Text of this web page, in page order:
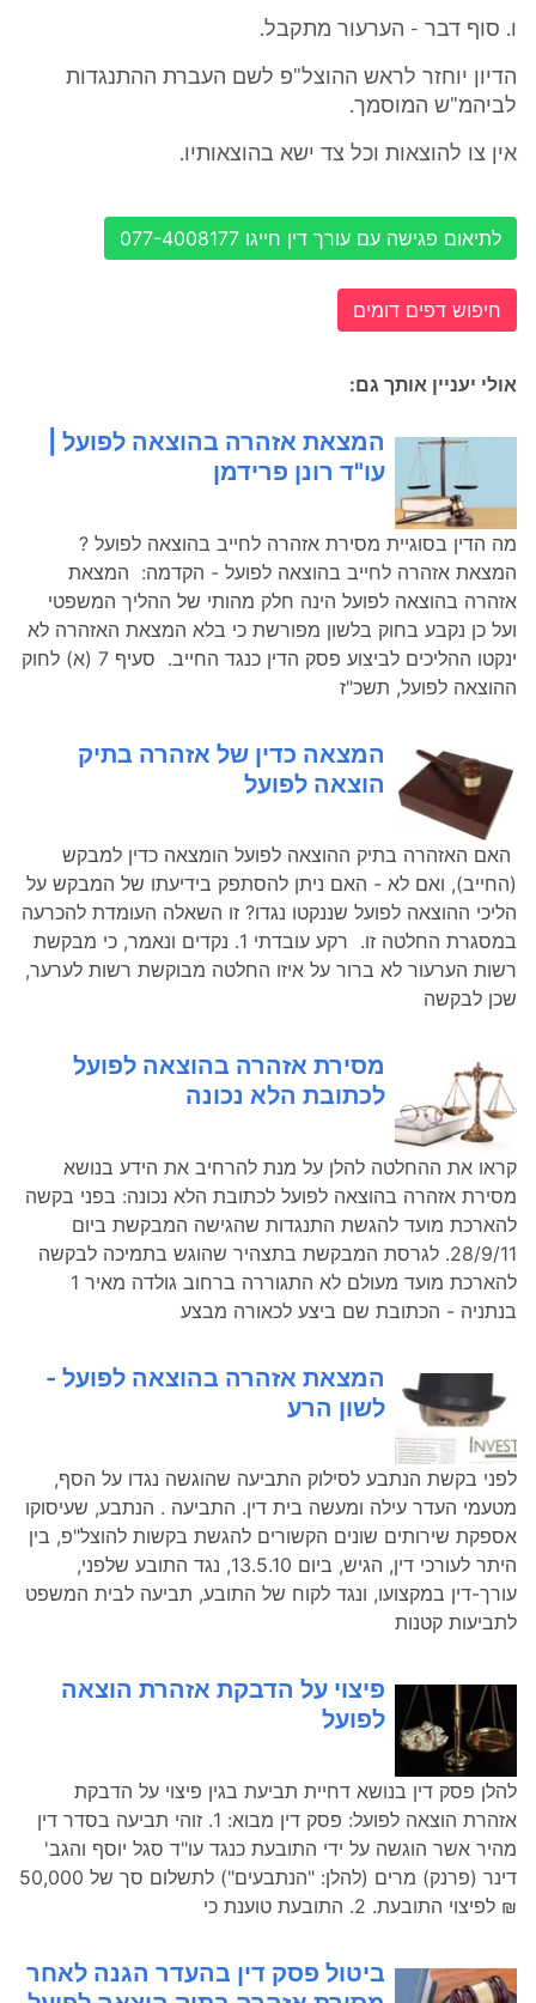
ו. סוף דבר - הערעור מתקבל.
הדיון יוחזר לראש ההוצל"פ לשם העברת ההתנגדות
לביהמ"ש המוסמך.
אין צו להוצאות וכל צד ישא בהוצאותיו.
לתיאום פגישה עם עורך דין חייגו 077-4008177
חיפוש דפים דומים
אולי יעניין אותך גם:
המצאת אזהרה בהוצאה לפועל |
עו"ד רונן פרידמן
מה הדין בסוגיית מסירת אזהרה לחייב בהוצאה לפועל ?
המצאת אזהרה לחייב בהוצאה לפועל - הקדמה: המצאת
אזהרה בהוצאה לפועל הינה חלק מהותי של ההליך המשפטי
ועל כן נקבע בחוק בלשון מפורשת כי בלא המצאת האזהרה לא
ינקטו ההליכים לביצוע פסק הדין כנגד החייב. סעיף 7 (א) לחוק
ההוצאה לפועל, תשכ"ז
המצאה כדין של אזהרה בתיק
הוצאה לפועל
האם האזהרה בתיק ההוצאה לפועל הומצאה כדין למבקש
(החייב), ואם לא - האם ניתן להסתפק בידיעתו של המבקש על
הליכי ההוצאה לפועל שננקטו נגדו? זו השאלה העומדת להכרעה
במסגרת החלטה זו. רקע עובדתי 1. נקדים ונאמר, כי מבקשת
רשות הערעור לא ברור על איזו החלטה מבוקשת רשות לערער,
שכן לבקשה
מסירת אזהרה בהוצאה לפועל
לכתובת הלא נכונה
קראו את ההחלטה להלן על מנת להרחיב את הידע בנושא
מסירת אזהרה בהוצאה לפועל לכתובת הלא נכונה: בפני בקשה
להארכת מועד להגשת התנגדות שהגישה המבקשת ביום
28/9/11. לגרסת המבקשת בתצהיר שהוגש בתמיכה לבקשה
להארכת מועד מעולם לא התגוררה ברחוב גולדה מאיר 1
בנתניה - הכתובת שם ביצע לכאורה מבצע
המצאת אזהרה בהוצאה לפועל -
לשון הרע
לפני בקשת הנתבע לסילוק התביעה שהוגשה נגדו על הסף,
מטעמי העדר עילה ומעשה בית דין. התביעה . הנתבע, שעיסוקו
אספקת שירותים שונים הקשורים להגשת בקשות להוצל"פ, בין
היתר לעורכי דין, הגיש, ביום 13.5.10, נגד התובע שלפני,
עורך-דין במקצועו, ונגד לקוח של התובע, תביעה לבית המשפט
לתביעות קטנות
פיצוי על הדבקת אזהרת הוצאה
לפועל
להלן פסק דין בנושא דחיית תביעת בגין פיצוי על הדבקת
אזהרת הוצאה לפועל: פסק דין מבוא: 1. זוהי תביעה בסדר דין
מהיר אשר הוגשה על ידי התובעת כנגד עו"ד סגל יוסף והגב'
דינר (פרנק) מרים (להלן: "הנתבעים") לתשלום סך של 50,000
₪ לפיצוי התובעת. 2. התובעת טוענת כי
ביטול פסק דין בהעדר הגנה לאחר